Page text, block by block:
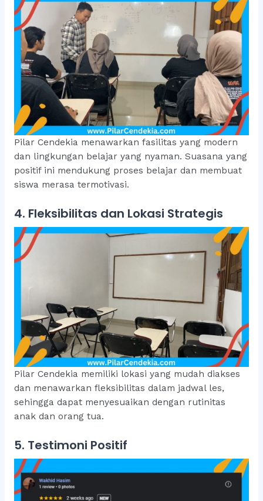
Pilar Cendekia menawarkan fasilitas yang modern
dan lingkungan belajar yang nyaman. Suasana yang
positif ini mendukung proses belajar dan membuat
siswa merasa termotivasi.
4. Fleksibilitas dan Lokasi Strategis
Pilar Cendekia memiliki lokasi yang mudah diakses
dan menawarkan fleksibilitas dalam jadwal les,
sehingga dapat menyesuaikan dengan rutinitas
anak dan orang tua.
5. Testimoni Positif